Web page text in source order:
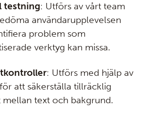
testning: Utförs av vårt team
användarupplevelsen
problem som
verktyg kan missa.
: Utförs med hjälp av
att säkerställa tillräcklig
mellan text och bakgrund.